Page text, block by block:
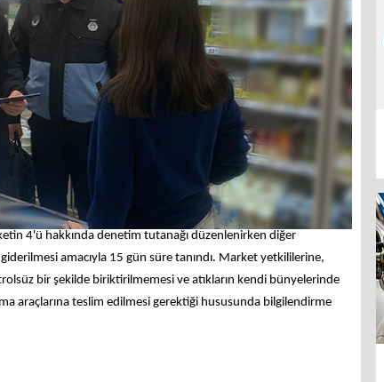
4'ü hakkında denetim tutanağı düzenlenirken diğer
amacıyla 15 gün süre tanındı. Market yetkililerine,
bir şekilde biriktirilmemesi ve atıkların kendi bünyelerinde
araçlarına teslim edilmesi gerektiği hususunda bilgilendirme